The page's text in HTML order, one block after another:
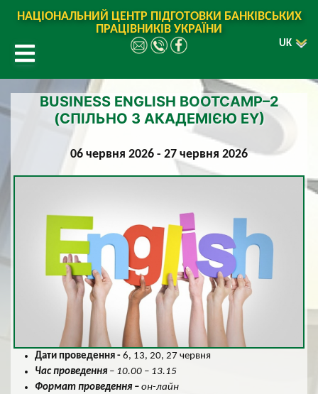
НАЦІОНАЛЬНИЙ ЦЕНТР ПІДГОТОВКИ БАНКІВСЬКИХ
ПРАЦІВНИКІВ УКРАЇНИ
UK
BUSINESS ENGLISH BOOTCAMP–2
(СПІЛЬНО З АКАДЕМІЄЮ EY)
06 червня 2026 - 27 червня 2026
Дати проведення -6, 13, 20, 27 червня
Час проведення– 10.00 – 13.15
Формат проведення – он-лайн